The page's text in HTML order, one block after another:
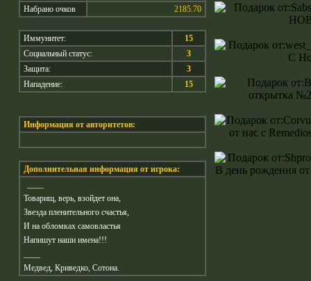
Набрано очков
2185.70
Иммунитет:
15
Социальный статус:
3
Защита:
3
Нападение:
15
Информация от авторитетов:
Дополнительная информация от игрока:
Товарищ, верь, взойдет она,
Звезда пленительного счастья,
И на обломках самовластья
Напишут наши имена!!!
Медвед, Криведко, Сотона.